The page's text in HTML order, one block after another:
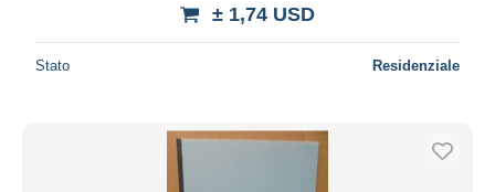
± 1,74 USD
Stato Residenziale